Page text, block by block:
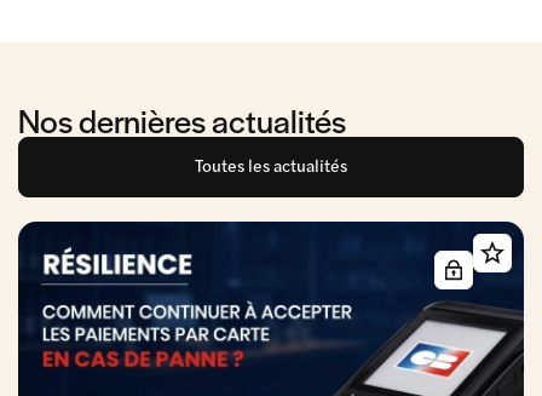
Nos dernières actualités
Toutes les actualités